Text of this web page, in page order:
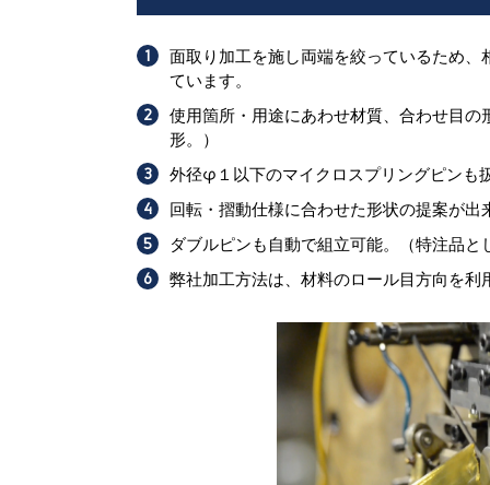
面取り加工を施し両端を絞っているため
ています。
使用箇所・用途にあわせ材質、合わせ目
形。）
外径φ１以下のマイクロスプリングピンも
回転・摺動仕様に合わせた形状の提案が出
ダブルピンも自動で組立可能。（特注品と
弊社加工方法は、材料のロール目方向を